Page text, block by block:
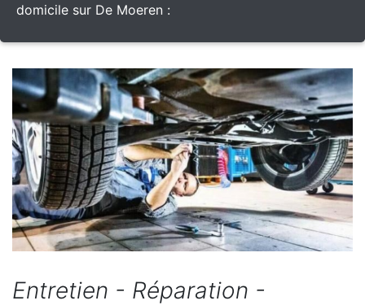
domicile sur De Moeren :
Entretien - Réparation -